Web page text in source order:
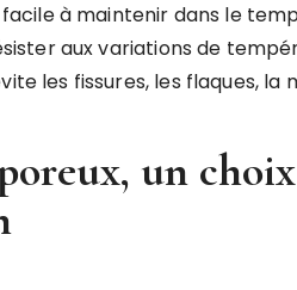
à maintenir dans le
aux variations de
les fissures, les flaques,
un